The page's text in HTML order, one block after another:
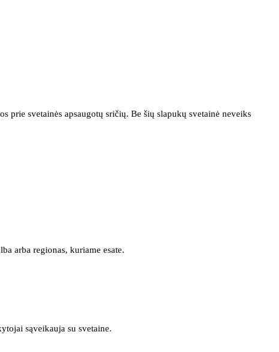
svetainės apsaugotų sričių. Be šių slapukų svetainė neveiks
arba regionas, kuriame esate.
sąveikauja su svetaine.